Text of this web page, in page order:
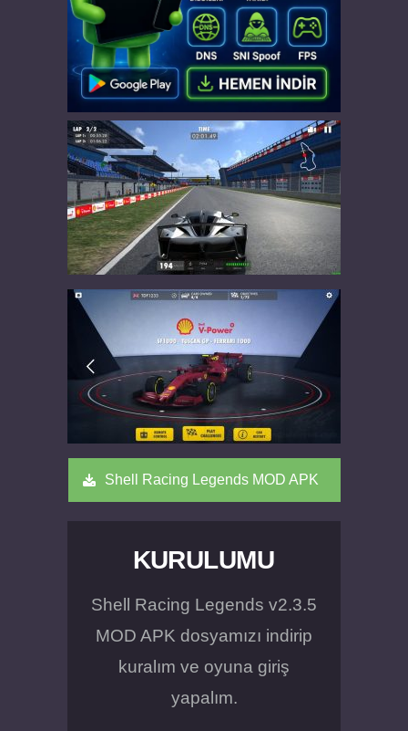
Shell Racing Legends MOD APK
KURULUMU
Shell Racing Legends v2.3.5
MOD APK dosyamızı indirip
kuralım ve oyuna giriş
yapalım.